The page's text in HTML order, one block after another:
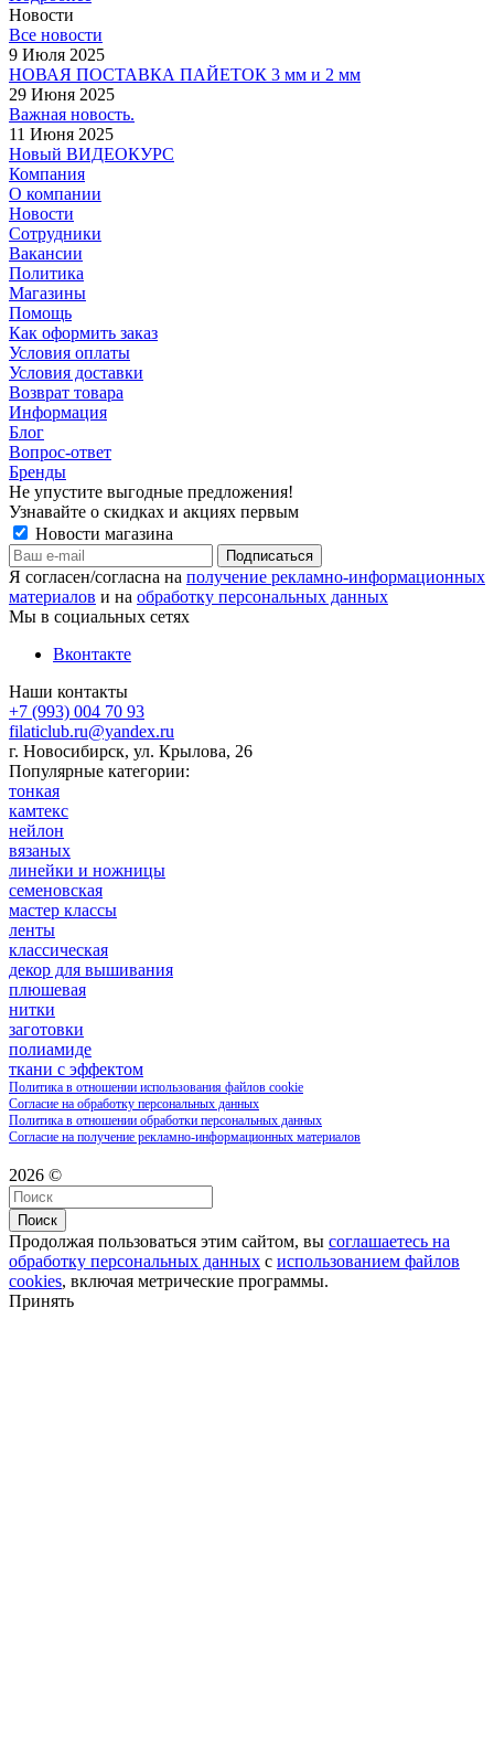
Новости
Все новости
9 Июля 2025
НОВАЯ ПОСТАВКА ПАЙЕТОК 3 мм и 2 мм
29 Июня 2025
Важная новость.
11 Июня 2025
Новый ВИДЕОКУРС
Компания
О компании
Новости
Сотрудники
Вакансии
Политика
Магазины
Помощь
Как оформить заказ
Условия оплаты
Условия доставки
Возврат товара
Информация
Блог
Вопрос-ответ
Бренды
Не упустите выгодные предложения!
Узнавайте о скидках и акциях первым
Новости магазина
Я согласен/согласна на получение рекламно-информационных
материалов и на обработку персональных данных
Мы в социальных сетях
Вконтакте
Наши контакты
+7 (993) 004 70 93
filaticlub.ru@yandex.ru
г. Новосибирск, ул. Крылова, 26
Популярные категории:
тонкая
камтекс
нейлон
вязаных
линейки и ножницы
семеновская
мастер классы
ленты
классическая
декор для вышивания
плюшевая
нитки
заготовки
полиамиде
ткани с эффектом
Политика в отношении использования файлов cookie
Согласие на обработку персональных данных
Политика в отношении обработки персональных данных
Согласие на получение рекламно-информационных материалов
2026 ©
Поиск
Продолжая пользоваться этим сайтом, вы соглашаетесь на
обработку персональных данных с использованием файлов
cookies, включая метрические программы.
Принять